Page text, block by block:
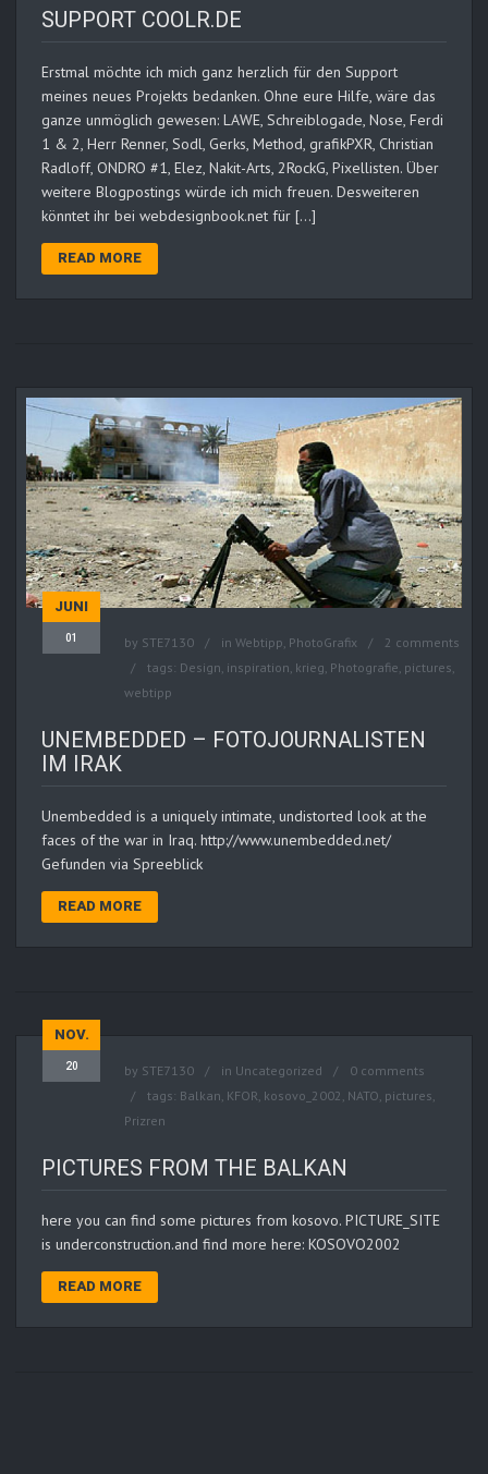
SUPPORT COOLR.DE
Erstmal möchte ich mich ganz herzlich für den Support
meines neues Projekts bedanken. Ohne eure Hilfe, wäre das
ganze unmöglich gewesen: LAWE, Schreiblogade, Nose, Ferdi
1 & 2, Herr Renner, Sodl, Gerks, Method, grafikPXR, Christian
Radloff, ONDRO #1, Elez, Nakit-Arts, 2RockG, Pixellisten. Über
weitere Blogpostings würde ich mich freuen. Desweiteren
könntet ihr bei webdesignbook.net für […]
READ MORE
JUNI
01 by STE7130 in Webtipp, PhotoGrafix
2 comments
tags: Design inspiration krieg Photografie pictures
webtipp
UNEMBEDDED – FOTOJOURNALISTEN
IM IRAK
Unembedded is a uniquely intimate, undistorted look at the
faces of the war in Iraq. http://www.unembedded.net/
Gefunden via Spreeblick
READ MORE
NOV.
20 by STE7130 in Uncategorized
0 comments
tags: Balkan KFOR kosovo_2002 NATO pictures
Prizren
PICTURES FROM THE BALKAN
here you can find some pictures from kosovo. PICTURE_SITE
is underconstruction.and find more here: KOSOVO2002
READ MORE